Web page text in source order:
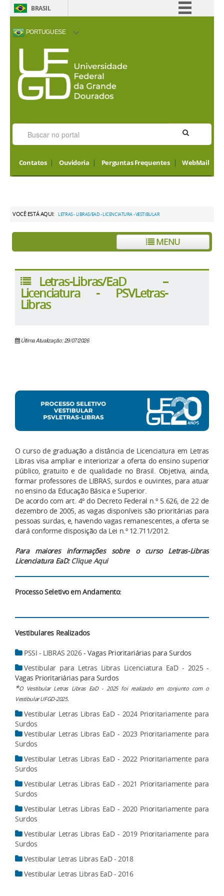
BRASIL
PORTUGUESE
ACESSIBILIDADE ALTO CONTRASTE
VISITORS
Contatos Ouvidoria Perguntas Frequentes WebMail
VOCÊ ESTÁ AQUI: LETRAS - LIBRAS/EAD - LICENCIATURA - VESTIBULAR
MENU
Letras-Libras/EaD –
Licenciatura - PSVLetras-
Libras
Última Atualização: 29/07/2026
O curso de graduação a distância de Licenciatura em Letras
Libras visa ampliar e interiorizar a oferta do ensino superior
público, gratuito e de qualidade no Brasil. Objetiva, ainda,
formar professores de LIBRAS, surdos e ouvintes, para atuar
no ensino da Educação Básica e Superior.
De acordo com art. 4º do Decreto Federal n.º 5.626, de 22 de
dezembro de 2005, as vagas disponíveis são prioritárias para
pessoas surdas, e, havendo vagas remanescentes, a oferta se
dará conforme disposição da Lei n.º 12.711/2012.
Para maiores informações sobre o curso Letras-Libras
Licenciatura EaD: Clique Aqui
Processo Seletivo em Andamento:
Vestibulares Realizados
PSSI - LIBRAS 2026- Vagas Prioritariárias para Surdos
Vestibular para Letras Libras Licenciatura EaD - 2025-
Vagas Prioritariárias para Surdos
*O Vestibular Letras Libras EaD - 2025 foi realizado em conjunto com o
Vestibular UFGD-2025.
Vestibular Letras Libras EaD - 2024 Prioritariamente para
Surdos
Vestibular Letras Libras EaD - 2023 Prioritariamente para
Surdos
Vestibular Letras Libras EaD - 2022 Prioritariamente para
Surdos
Vestibular Letras Libras EaD - 2021 Prioritariamente para
Surdos
Vestibular Letras Libras EaD - 2020 Prioritariamente para
Surdos
Vestibular Letras Libras EaD - 2019 Prioritariamente para
Surdos
Vestibular Letras Libras EaD - 2018
Vestibular Letras Libras EaD - 2016